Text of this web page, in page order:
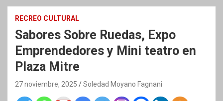
RECREO CULTURAL
Sabores Sobre Ruedas, Expo
Emprendedores y Mini teatro en
Plaza Mitre
27 noviembre, 2025 Soledad Moyano Fagnani